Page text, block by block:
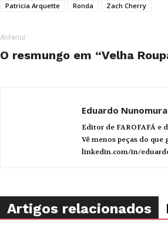
Patricia Arquette
Ronda Zach Cherry
Anterior
O resmungo em “Velha
Eduardo Nunomura
Editor de FAROFAFÁ e
Vê menos peças do
linkedin.com/in/
Artigos relacionados